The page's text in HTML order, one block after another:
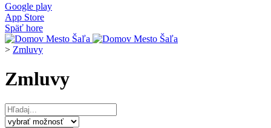
Google play
App Store
Späť hore
> Zmluvy
Zmluvy